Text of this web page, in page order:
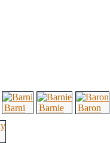
Barni Barnie Baron